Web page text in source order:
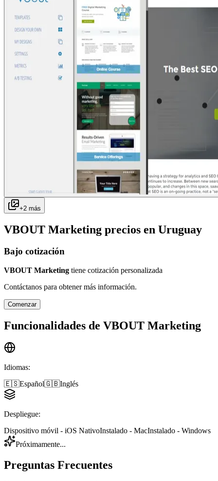
+2 más
VBOUT Marketing precios en Uruguay
Bajo cotización
VBOUT Marketing tiene cotización personalizada
Contáctanos para obtener más información.
Comenzar
Funcionalidades de VBOUT Marketing
Idiomas:
🇪🇸Español🇬🇧Inglés
Despliegue:
Dispositivo móvil - iOS NativoInstalado - MacInstalado - Windows
Próximamente...
Preguntas Frecuentes